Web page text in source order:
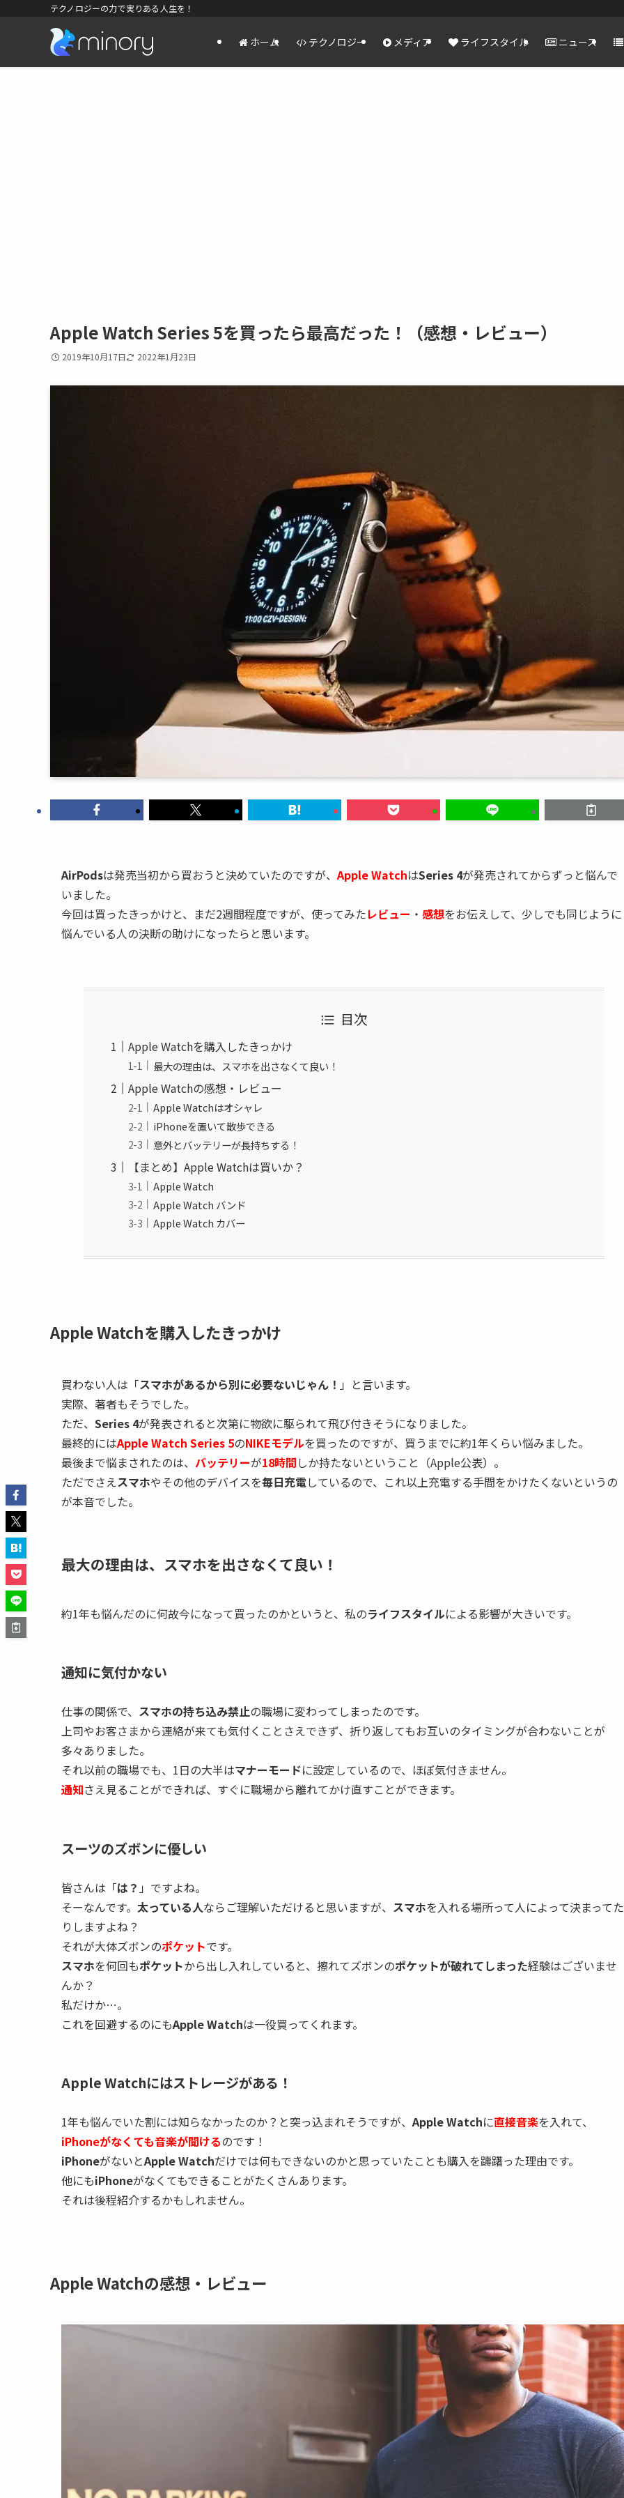
テクノロジーの力で実りある人生を！
ホーム テクノロジー メディア ライフスタイル ニュース
Apple Watch Series 5を買ったら最高だった！（感想・レビュー）
2019年10月17日 2022年1月23日
AirPodsは発売当初から買おうと決めていたのですが、 Apple WatchはSeries 4が発売されてからずっと悩んで
いました。
今回は買ったきっかけと、まだ2週間程度ですが、使ってみたレビュー ・ 感想をお伝えして、少しでも同じように
悩んでいる人の決断の助けになったらと思います。
目次
Apple Watchを購入したきっかけ
最大の理由は、スマホを出さなくて良い！
Apple Watchの感想・レビュー
Apple Watchはオシャレ
iPhoneを置いて散歩できる
意外とバッテリーが長持ちする！
【まとめ】Apple Watchは買いか？
Apple Watch
Apple Watch バンド
Apple Watch カバー
Apple Watchを購入したきっかけ
買わない人は「スマホがあるから別に必要ないじゃん！ 」と言います。
実際、著者もそうでした。
ただ、 Series 4が発表されると次第に物欲に駆られて飛び付きそうになりました。
最終的にはApple Watch Series 5のNIKEモデルを買ったのですが、買うまでに約1年くらい悩みました。
最後まで悩まされたのは、 バッテリーが18時間しか持たないということ（Apple公表）。
ただでさえスマホやその他のデバイスを毎日充電しているので、これ以上充電する手間をかけたくないというの
が本音でした。
最大の理由は、スマホを出さなくて良い！
約1年も悩んだのに何故今になって買ったのかというと、私のライフスタイルによる影響が大きいです。
通知に気付かない
仕事の関係で、 スマホの持ち込み禁止の職場に変わってしまったのです。
上司やお客さまから連絡が来ても気付くことさえできず、折り返してもお互いのタイミングが合わないことが
多々ありました。
それ以前の職場でも、1日の大半はマナーモードに設定しているので、ほぼ気付きません。
通知さえ見ることができれば、すぐに職場から離れてかけ直すことができます。
スーツのズボンに優しい
皆さんは「は？ 」ですよね。
そーなんです。 太っている人ならご理解いただけると思いますが、 スマホを入れる場所って人によって決まってた
りしますよね？
それが大体ズボンのポケットです。
スマホを何回もポケットから出し入れしていると、擦れてズボンのポケットが破れてしまった経験はございませ
んか？
私だけか…。
これを回避するのにもApple Watchは一役買ってくれます。
Apple Watchにはストレージがある！
1年も悩んでいた割には知らなかったのか？と突っ込まれそうですが、Apple Watchに直接音楽を入れて、
iPhoneがなくても音楽が聞けるのです！
iPhoneがないとApple Watchだけでは何もできないのかと思っていたことも購入を躊躇った理由です。
他にもiPhoneがなくてもできることがたくさんあります。
それは後程紹介するかもしれません。
Apple Watchの感想・レビュー